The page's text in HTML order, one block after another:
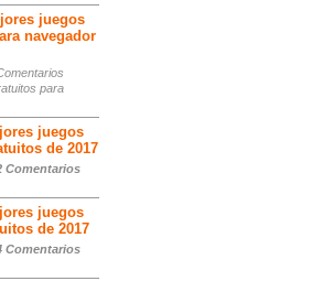
juegos
navegador
para
juegos
de 2017
Comentarios
juegos
de 2017
Comentarios